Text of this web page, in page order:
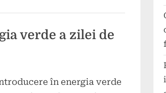
verde a zilei de
în energia verde